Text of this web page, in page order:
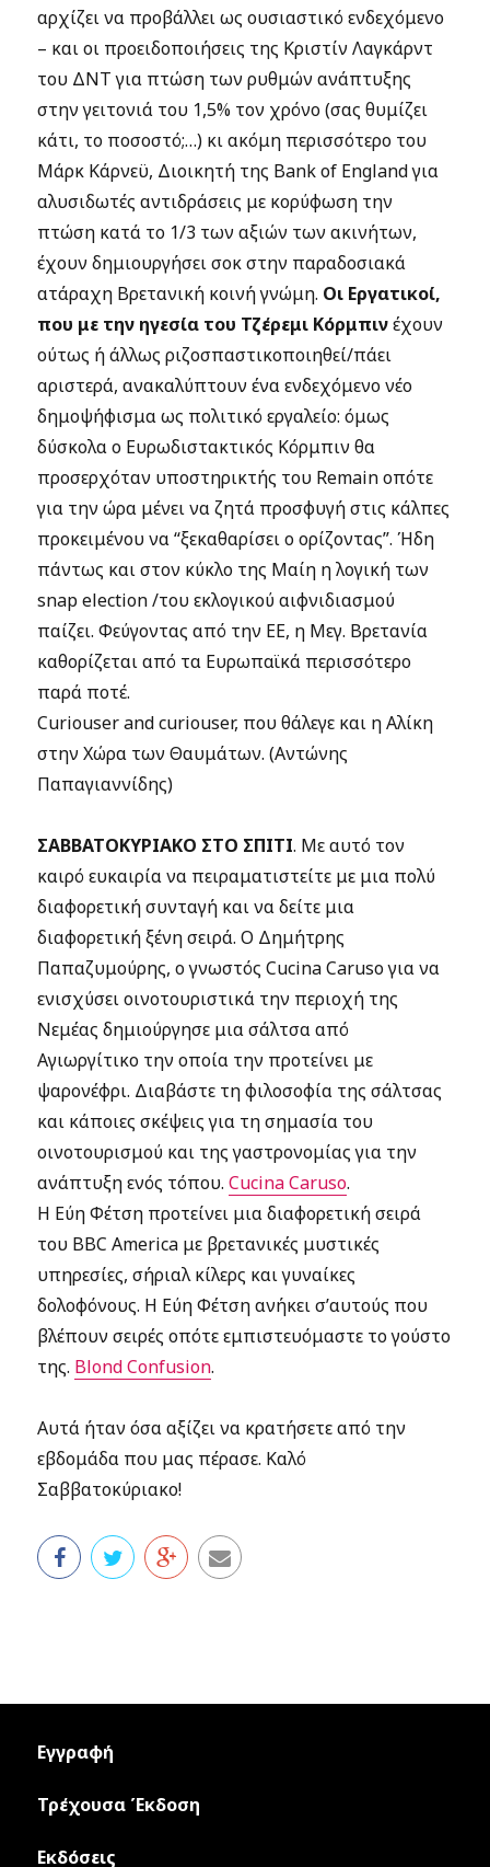
αρχίζει να προβάλλει ως ουσιαστικό ενδεχόμενο
– και οι προειδοποιήσεις της Κριστίν Λαγκάρντ
του ΔΝΤ για πτώση των ρυθμών ανάπτυξης
στην γειτονιά του 1,5% τον χρόνο (σας θυμίζει
κάτι, το ποσοστό;…) κι ακόμη περισσότερο του
Μάρκ Κάρνεϋ, Διοικητή της Bank of England για
αλυσιδωτές αντιδράσεις με κορύφωση την
πτώση κατά το 1/3 των αξιών των ακινήτων,
έχουν δημιουργήσει σοκ στην παραδοσιακά
ατάραχη Βρετανική κοινή γνώμη. Οι Εργατικοί,
που με την ηγεσία του Τζέρεμι Κόρμπινέχουν
ούτως ή άλλως ριζοσπαστικοποιηθεί/πάει
αριστερά, ανακαλύπτουν ένα ενδεχόμενο νέο
δημοψήφισμα ως πολιτικό εργαλείο: όμως
δύσκολα ο Ευρωδιστακτικός Κόρμπιν θα
προσερχόταν υποστηρικτής του Remain οπότε
για την ώρα μένει να ζητά προσφυγή στις κάλπες
προκειμένου να “ξεκαθαρίσει ο ορίζοντας”. Ήδη
πάντως και στον κύκλο της Μαίη η λογική των
snap election /του εκλογικού αιφνιδιασμού
παίζει. Φεύγοντας από την ΕΕ, η Μεγ. Βρετανία
καθορίζεται από τα Ευρωπαϊκά περισσότερο
παρά ποτέ.
Curiouser and curiouser, που θάλεγε και η Αλίκη
στην Χώρα των Θαυμάτων. (Αντώνης
Παπαγιαννίδης)
ΣΑΒΒΑΤΟΚΥΡΙΑΚΟ ΣΤΟ ΣΠΙΤΙ. Με αυτό τον
καιρό ευκαιρία να πειραματιστείτε με μια πολύ
διαφορετική συνταγή και να δείτε μια
διαφορετική ξένη σειρά. Ο Δημήτρης
Παπαζυμούρης, ο γνωστός Cucina Caruso για να
ενισχύσει οινοτουριστικά την περιοχή της
Νεμέας δημιούργησε μια σάλτσα από
Αγιωργίτικο την οποία την προτείνει με
ψαρονέφρι. Διαβάστε τη φιλοσοφία της σάλτσας
και κάποιες σκέψεις για τη σημασία του
οινοτουρισμού και της γαστρονομίας για την
ανάπτυξη ενός τόπου.Cucina Caruso.
H Εύη Φέτση προτείνει μια διαφορετική σειρά
του BBC America με βρετανικές μυστικές
υπηρεσίες, σήριαλ κίλερς και γυναίκες
δολοφόνους. Η Εύη Φέτση ανήκει σ’αυτούς που
βλέπουν σειρές οπότε εμπιστευόμαστε το γούστο
της. Blond Confusion.
Αυτά ήταν όσα αξίζει να κρατήσετε από την
εβδομάδα που μας πέρασε. Καλό
Σαββατοκύριακο!
Εγγραφή
Τρέχουσα Έκδοση
Εκδόσεις